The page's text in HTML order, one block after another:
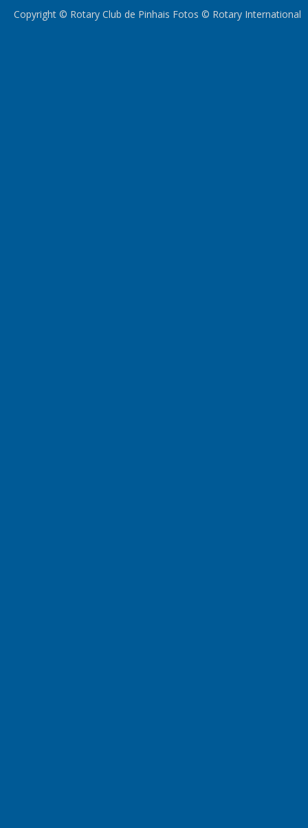
Copyright © Rotary Club de Pinhais Fotos © Rotary International